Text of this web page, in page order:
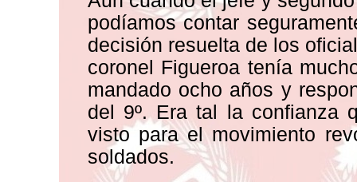
podíamos contar
decisión resuelta de los
coronel Figueroa tenía
mandado ocho años y
del 9º. Era tal la confianza
visto para el movimiento
soldados.